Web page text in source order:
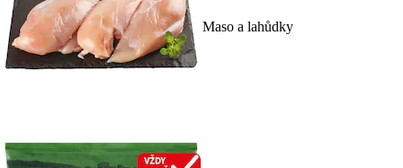
Maso a lahůdky